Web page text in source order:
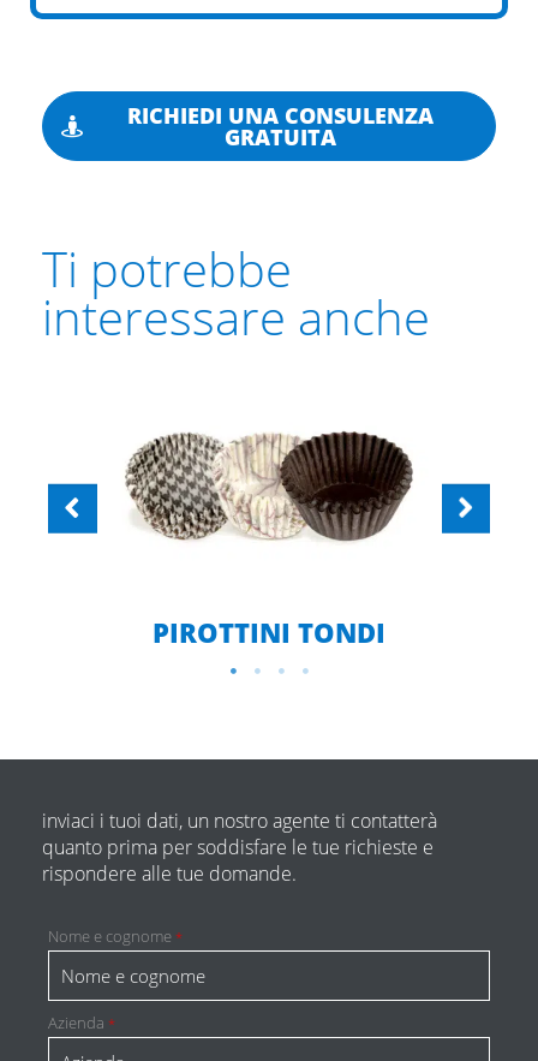
RICHIEDI UNA CONSULENZA
GRATUITA
Ti potrebbe
interessare anche
PIROTTINI TONDI
inviaci i tuoi dati, un nostro agente ti contatterà
quanto prima per soddisfare le tue richieste e
rispondere alle tue domande.
Nome e cognome *
Azienda *